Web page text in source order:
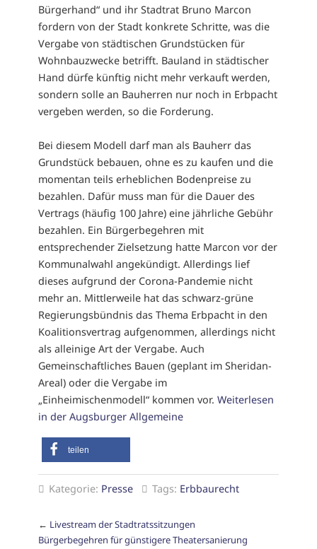
Bürgerhand“ und ihr Stadtrat Bruno Marcon
fordern von der Stadt konkrete Schritte, was die
Vergabe von städtischen Grundstücken für
Wohnbauzwecke betrifft. Bauland in städtischer
Hand dürfe künftig nicht mehr verkauft werden,
sondern solle an Bauherren nur noch in Erbpacht
vergeben werden, so die Forderung.
Bei diesem Modell darf man als Bauherr das
Grundstück bebauen, ohne es zu kaufen und die
momentan teils erheblichen Bodenpreise zu
bezahlen. Dafür muss man für die Dauer des
Vertrags (häufig 100 Jahre) eine jährliche Gebühr
bezahlen. Ein Bürgerbegehren mit
entsprechender Zielsetzung hatte Marcon vor der
Kommunalwahl angekündigt. Allerdings lief
dieses aufgrund der Corona-Pandemie nicht
mehr an. Mittlerweile hat das schwarz-grüne
Regierungsbündnis das Thema Erbpacht in den
Koalitionsvertrag aufgenommen, allerdings nicht
als alleinige Art der Vergabe. Auch
Gemeinschaftliches Bauen (geplant im Sheridan-
Areal) oder die Vergabe im
„Einheimischenmodell“ kommen vor. Weiterlesen
in der Augsburger Allgemeine
teilen
Kategorie: Presse Tags: Erbbaurecht
← Livestream der Stadtratssitzungen
Bürgerbegehren für günstigere Theatersanierung